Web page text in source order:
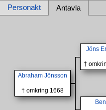
Personakt Antavla
Abraham Jönsson
† omkring 1668
Jöns
†